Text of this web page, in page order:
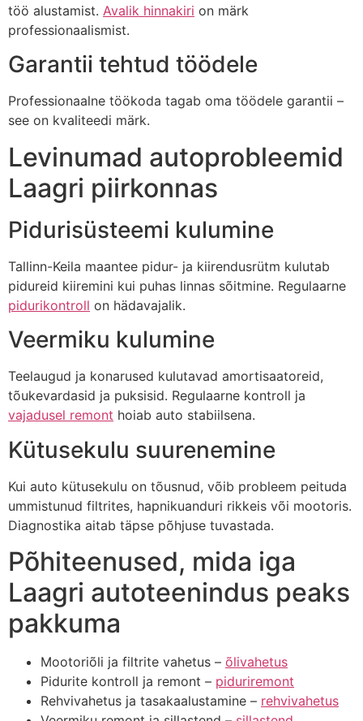
töö alustamist. Avalik hinnakiri on märk
professionaalismist.
Garantii tehtud töödele
Professionaalne töökoda tagab oma töödele garantii –
see on kvaliteedi märk.
Levinumad autoprobleemid
Laagri piirkonnas
Pidurisüsteemi kulumine
Tallinn-Keila maantee pidur- ja kiirendusrütm kulutab
pidureid kiiremini kui puhas linnas sõitmine. Regulaarne
pidurikontroll on hädavajalik.
Veermiku kulumine
Teelaugud ja konarused kulutavad amortisaatoreid,
tõukevardasid ja puksisid. Regulaarne kontroll ja
vajadusel remont hoiab auto stabiilsena.
Kütusekulu suurenemine
Kui auto kütusekulu on tõusnud, võib probleem peituda
ummistunud filtrites, hapnikuanduri rikkeis või mootoris.
Diagnostika aitab täpse põhjuse tuvastada.
Põhiteenused, mida iga
Laagri autoteenindus peaks
pakkuma
Mootoriõli ja filtrite vahetus – õlivahetus
Pidurite kontroll ja remont – piduriremont
Rehvivahetus ja tasakaalustamine – rehvivahetus